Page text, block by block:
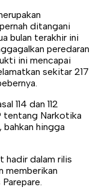
ditangani
bulan terakhir ini
peredaran
ini mencapai
sekitar 217
114 dan 112
tentang Narkotika
bahkan hingga
hadir dalam rilis
memberikan